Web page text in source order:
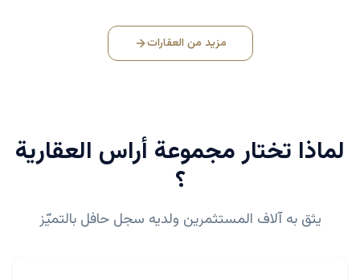
مزيد من العقارات
لماذا تختارمجموعة أراس العقارية
؟
يثق به آلاف المستثمرين ولديه سجل حافل بالتميّز